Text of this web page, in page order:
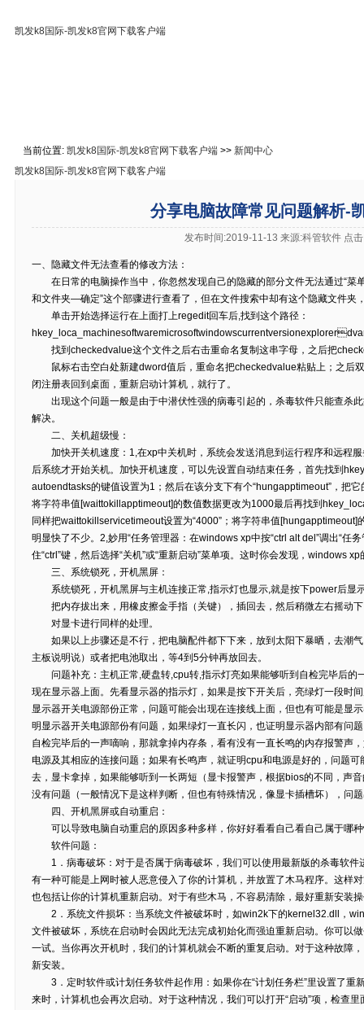
凯发k8国际-凯发k8官网下载客户端
当前位置: 凯发k8国际-凯发k8官网下载客户端 >> 新闻中心
凯发k8国际-凯发k8官网下载客户端
分享电脑故障常见问题解析-
发布时间:2019-11-13 来源:科管软件 点
一、隐藏文件无法查看的修改方法：
在日常的电脑操作当中，你忽然发现自己的隐藏的部分文件无法通过“
和文件夹—确定”这个部骤进行查看了，但在文件搜索中却有这个隐藏文件夹
单击开始选择运行在上面打上regedit回车后,找到这个路径：
找到checkedvalue这个文件之后右击重命名复制这串字母，之后把
鼠标右击空白处新建dword值后，重命名把checkedvalue粘贴上；之后双
闭注册表回到桌面，重新启动计算机，就行了。
出现这个问题一般是由于中潜伏性强的病毒引起的，杀毒软件只能查杀
解决。
二、关机超级慢：
加快开关机速度：1,在xp中关机时，系统会发送消息到运行程序和远程服
后系统才开始关机。加快开机速度，可以先设置自动结束任务，首先找到
autoendtasks的键值设置为1；然后在该分支下有个“hungapptimeout”，把
将字符串值[waittokillapptimeout]的数值数据更改为1000最后再找到
同样把waittokillservicetimeout设置为“4000”；将字符串值
明显快了不少。2,妙用“任务管理器：在windows xp中按“ctrl alt del”调出“任
住“ctrl”键，然后选择“关机”或“重新启动”菜单项。这时你会发现，windows
三、系统锁死，开机黑屏：
系统锁死，开机黑屏与主机连接正常,指示灯也显示,就是按下power后显
把内存拔出来，用橡皮擦金手指（关键），插回去，然后稍微左右摇动
对显卡进行同样的处理。
如果以上步骤还是不行，把电脑配件都下下来，放到太阳下暴晒，去潮
主板说明说）或者把电池取出，等4到5分钟再放回去。
问题补充：主机正常,硬盘转,cpu转,指示灯亮如果能够听到自检完毕后的
现在显示器上面。先看显示器的指示灯，如果是按下开关后，亮绿灯一段时
显示器开关电源部份正常，问题可能会出现在连接线上面，但也有可能是显
明显示器开关电源部份有问题，如果绿灯一直长闪，也证明显示器内部有问
自检完毕后的一声嘀响，那就拿掉内存条，看有没有一直长鸣的内存报警声
电源及其相应的连接问题；如果有长鸣声，就证明cpu和电源是好的，问题
去，显卡拿掉，如果能够听到一长两短（显卡报警声，根据bios的不同，声
没有问题（一般情况下是这样判断，但也有特殊情况，像显卡插槽坏），问
四、开机黑屏或自动重启：
可以导致电脑自动重启的原因多种多样，你好好看看自己看自己属于哪
软件问题：
1．病毒破坏：对于是否属于病毒破坏，我们可以使用最新版的杀毒软件
有一种可能是上网时被人恶意侵入了你的计算机，并放置了木马程序。这样
也包括让你的计算机重新启动。对于有些木马，不容易清除，最好重新安装
2．系统文件损坏：当系统文件被破坏时，如win2k下的kernel32.dll，
文件被破坏，系统在启动时会因此无法完成初始化而强迫重新启动。你可以
一试。当你再次开机时，我们的计算机就会不断的重复启动。对于这种故障
新安装。
3．定时软件或计划任务软件起作用：如果你在“计划任务栏”里设置了重
来时，计算机也会再次启动。对于这种情况，我们可以打开“启动”项，检查